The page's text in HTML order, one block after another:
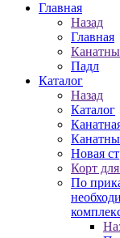
Главная
Назад
Главная
Падл
Каталог
Назад
Каталог
Новая
Корт
По